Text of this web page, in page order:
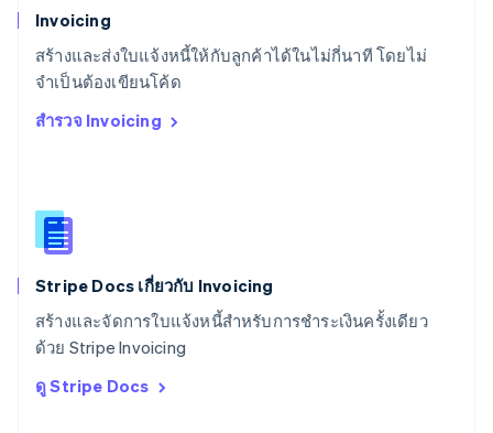
Invoicing
สร้างและส่งใบแจ้งหนี้ให้กับลูกค้าได้ในไม่กี่นาที โดยไม่
จำเป็นต้องเขียนโค้ด
สำรวจ Invoicing
Stripe Docs เกี่ยวกับ Invoicing
สร้างและจัดการใบแจ้งหนี้สำหรับการชำระเงินครั้งเดียว
ด้วย Stripe Invoicing
ดู Stripe Docs
สวีเดน
Svenska
สหรัฐอเมริกา
EnglishEspañol简体中文
English
English
สิงคโปร์
ออสเตรเลีย
ออสเตรีย
DeutschEnglish
ItalianoEnglish